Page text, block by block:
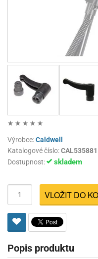
Výrobce:Caldwell
Katalogové číslo:CAL535881
Dostupnost:
skladem
VLOŽIT DO
Popis produktu